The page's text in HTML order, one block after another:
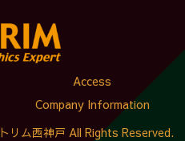
Access
Company Information
ム西神戸 All Rights Reserved.